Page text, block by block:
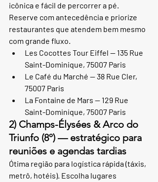
icônica e fácil de percorrer a pé.
Reserve com antecedência e priorize
restaurantes que atendem bem mesmo
com grande fluxo.
Les Cocottes Tour Eiffel — 135 Rue
Saint-Dominique, 75007 Paris
Le Café du Marché — 38 Rue Cler,
75007 Paris
La Fontaine de Mars — 129 Rue
Saint-Dominique, 75007 Paris
2) Champs-Élysées & Arco do
Triunfo (8º) — estratégico para
reuniões e agendas tardias
Ótima região para logística rápida (táxis,
metrô, hotéis). Escolha lugares